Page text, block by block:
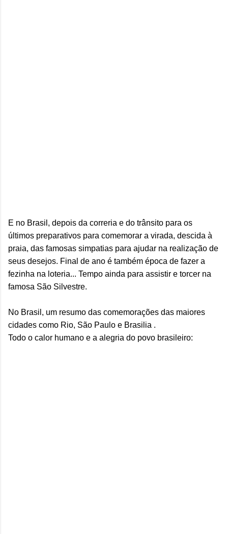
E no Brasil, depois da correria e do trânsito para os
últimos preparativos para comemorar a virada, descida à
praia, das famosas simpatias para ajudar na realização de
seus desejos. Final de ano é também época de fazer a
fezinha na loteria... Tempo ainda para assistir e torcer na
famosa São Silvestre.
No Brasil, um resumo das comemorações das maiores
cidades como Rio, São Paulo e Brasilia .
Todo o calor humano e a alegria do povo brasileiro: